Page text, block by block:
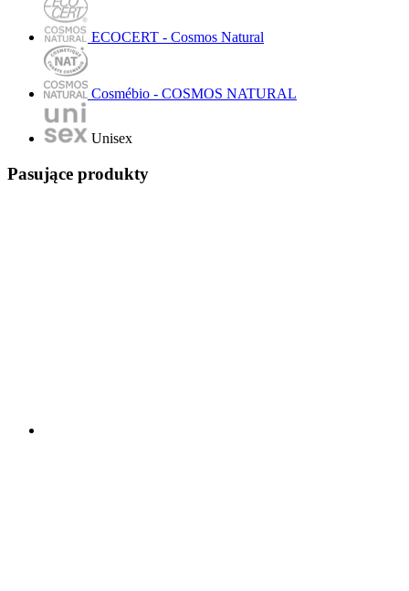
ECOCERT - Cosmos Natural
Cosmébio - COSMOS NATURAL
Unisex
Pasujące produkty